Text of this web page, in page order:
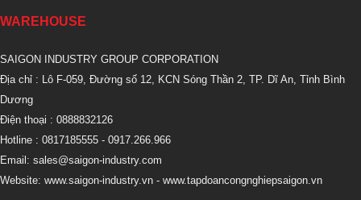
WAREHOUSE
SAIGON INDUSTRY GROUP CORPORATION
Địa chỉ : Lô F-059, Đường số 12, KCN Sóng Thần 2, TP. Dĩ An, Tỉnh Bình
Dương
Điện thoại : 0888832126
Hotline : 0817185555 - 0917.266.966
Email: sales@saigon-industry.com
Website: www.saigon-industry.vn - www.tapdoancongnghiepsaigon.vn